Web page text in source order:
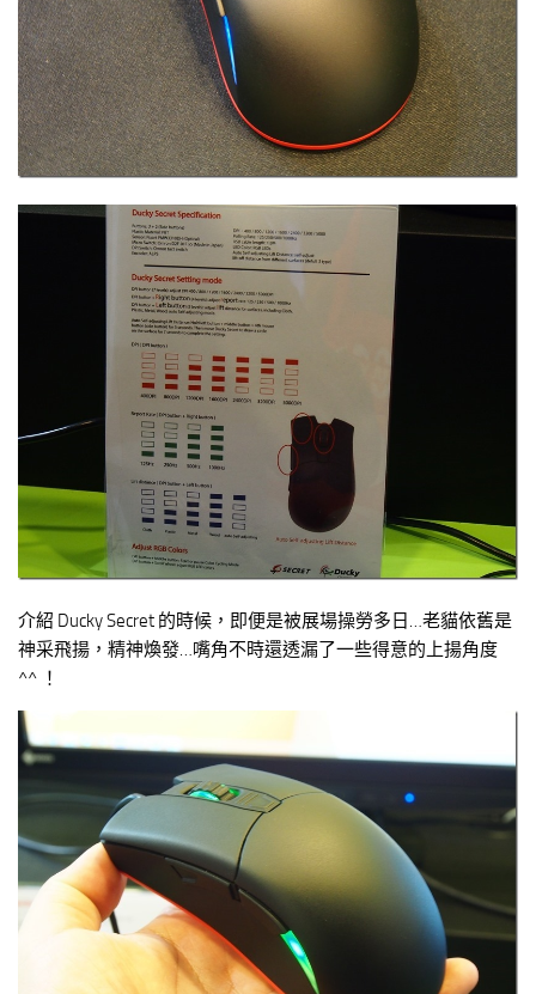
介紹 Ducky Secret 的時候，即便是被展場操勞多日…老貓依舊是
神采飛揚，精神煥發…嘴角不時還透漏了一些得意的上揚角度
^^ ！